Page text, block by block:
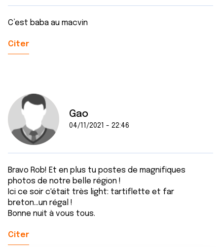
C’est baba au macvin
Citer
Gao
04/11/2021 - 22:46
Bravo Rob! Et en plus tu postes de magnifiques
photos de notre belle région !
Ici ce soir c'était très light: tartiflette et far
breton...un régal !
Bonne nuit à vous tous.
Citer